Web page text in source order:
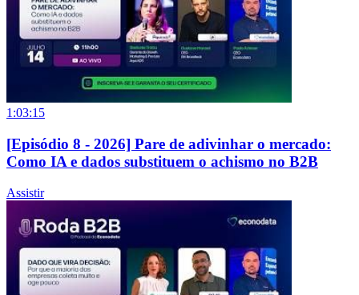
1:03:15
[Episódio 8 - 2026] Pare de adivinhar o mercado:
Como IA e dados substituem o achismo no B2B
Assistir